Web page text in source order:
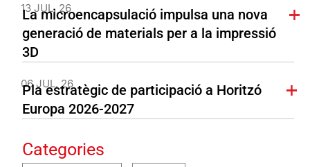
13 JUL. 26
La microencapsulació impulsa una nova
generació de materials per a la impressió
3D
06 JUL. 26
Pla estratègic de participació a Horitzó
Europa 2026-2027
Categories